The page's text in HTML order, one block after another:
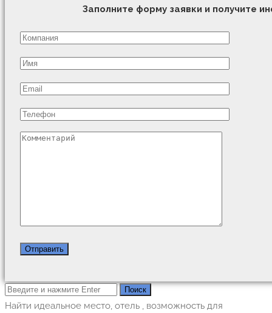
Заполните форму заявки и получите
Найти идеальное место, отель , возможность для